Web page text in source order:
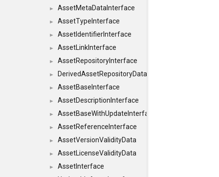
► AssetMetaDataInterface
► AssetTypeInterface
► AssetIdentifierInterface
► AssetLinkInterface
► AssetRepositoryInterface
► DerivedAssetRepositoryDataInterface
► AssetBaseInterface
► AssetDescriptionInterface
► AssetBaseWithUpdateInterface
► AssetReferenceInterface
► AssetVersionValidityData
► AssetLicenseValidityData
►
AssetInterface